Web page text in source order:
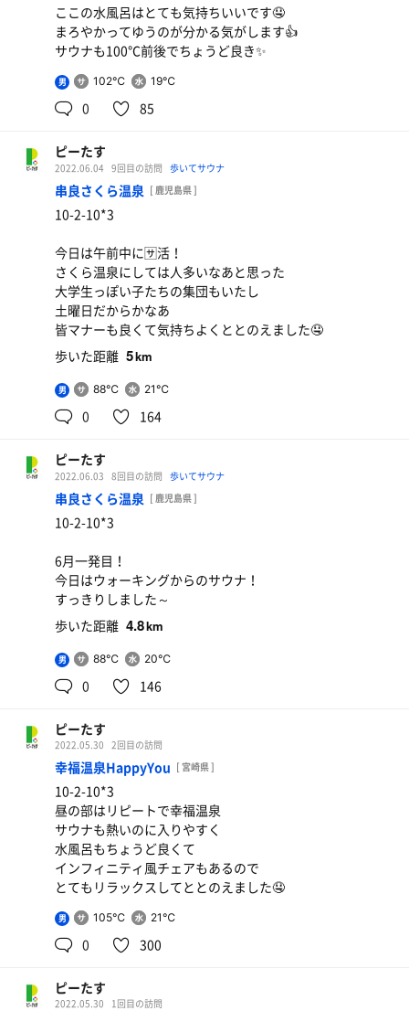
チキン南蛮カレー＋チーズコロッケ
カレーとチキン南蛮意外と合う👍
ここの水風呂はとても気持ちいいです🤤
まろやかってゆうのが分かる気がします👍
サウナも100℃前後でちょうど良き✨
男 102℃ 19℃
0 85
ピーたす
2022.06.04 9回目の訪問 歩いてサウナ
串良さくら温泉 [ 鹿児島県 ]
10-2-10*3
今日は午前中に🈂️活！
さくら温泉にしては人多いなあと思った
大学生っぽい子たちの集団もいたし
土曜日だからかなあ
皆マナーも良くて気持ちよくととのえました🤤
歩いた距離 5km
男 88℃ 21℃
0 164
ピーたす
2022.06.03 8回目の訪問 歩いてサウナ
串良さくら温泉 [ 鹿児島県 ]
10-2-10*3
6月一発目！
今日はウォーキングからのサウナ！
すっきりしました～
歩いた距離 4.8km
男 88℃ 20℃
0 146
ピーたす
2022.05.30 2回目の訪問
幸福温泉HappyYou [ 宮崎県 ]
10-2-10*3
昼の部はリピートで幸福温泉
サウナも熱いのに入りやすく
水風呂もちょうど良くて
インフィニティ風チェアもあるので
とてもリラックスしてととのえました🤤
男 105℃ 21℃
0 300
ピーたす
2022.05.30 1回目の訪問